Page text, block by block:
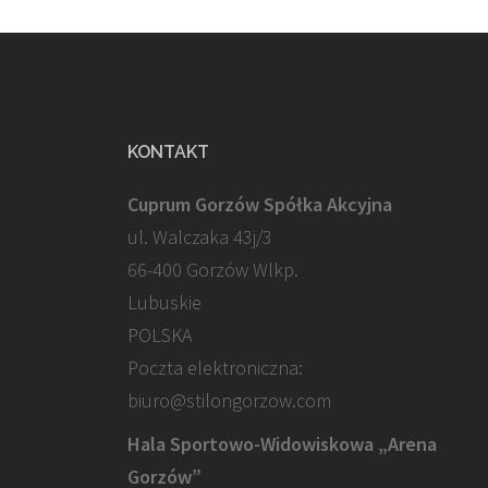
KONTAKT
Cuprum Gorzów Spółka Akcyjna
ul. Walczaka 43j/3
66-400 Gorzów Wlkp.
Lubuskie
POLSKA
Poczta elektroniczna:
biuro@stilongorzow.com
Hala Sportowo-Widowiskowa „Arena
Gorzów”